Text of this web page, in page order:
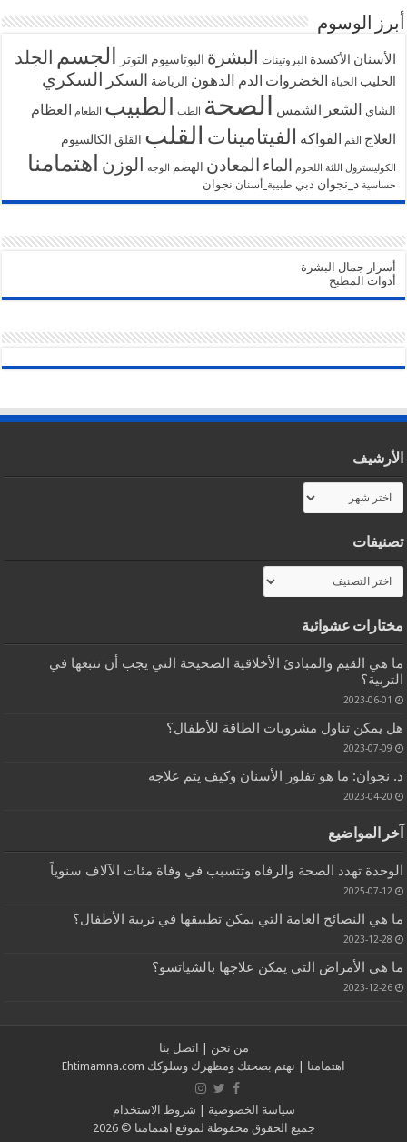
أبرز الوسوم
الأسنان الأكسدة البروتينات البشرة البوتاسيوم التوتر الجسم الجلد
الحليب الحياة الخضروات الدم الدهون الرياضة السكر السكري
الشاي الشعر الشمس الصحة الطب الطبيب الطعام
العظام
العلاج الفم الفواكه الفيتامينات القلب القلق الكالسيوم
الكوليسترول اللثة اللحوم الماء المعادن الهضم الوجه الوزن اهتمامنا
حساسية د_نجوان دبي طبيبة_أسنان نجوان
أسرار جمال البشرة
أدوات المطبخ
الأرشيف
الأرشيف
تصنيفات
تصنيفات
مختارات عشوائية
ما هي القيم والمبادئ الأخلاقية الصحيحة التي يجب أن نتبعها في
التربية؟
2023-06-01
هل يمكن تناول مشروبات الطاقة للأطفال؟
2023-07-09
د. نجوان: ما هو تفلور الأسنان وكيف يتم علاجه
2023-04-20
آخر المواضيع
الوحدة تهدد الصحة والرفاه وتتسبب في وفاة مئات الآلاف سنوياً
2025-07-12
ما هي النصائح العامة التي يمكن تطبيقها في تربية الأطفال؟
2023-12-28
ما هي الأمراض التي يمكن علاجها بالشياتسو؟
2023-12-26
من نحن | اتصل بنا
اهتمامنا | نهتم بصحتك ومظهرك وسلوكك Ehtimamna.com
سياسة الخصوصية | شروط الاستخدام
جميع الحقوق محفوظة لموقع اهتمامنا © 2026